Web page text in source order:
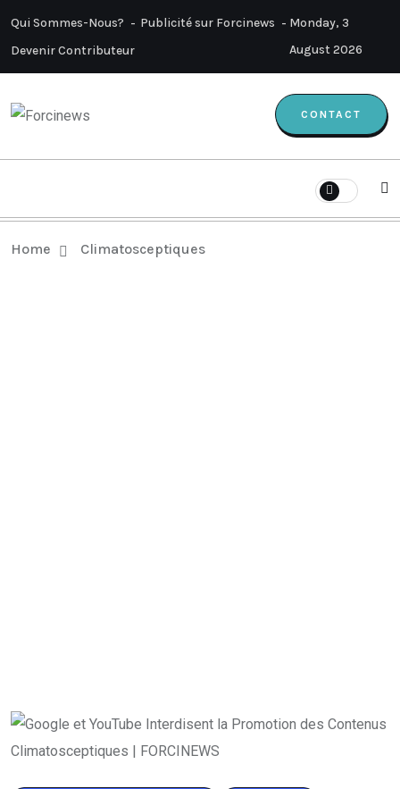
Qui Sommes-Nous?
Publicité sur Forcinews
Devenir Contributeur
Monday, 3
August 2026
CONTACT
Home Climatosceptiques